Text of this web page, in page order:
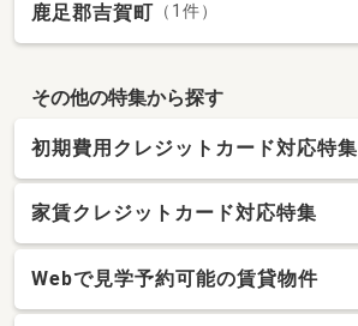
鹿足郡吉賀町 （1件）
その他の特集から探す
初期費用クレジットカード対応特集
家賃クレジットカード対応特集
Webで見学予約可能の賃貸物件